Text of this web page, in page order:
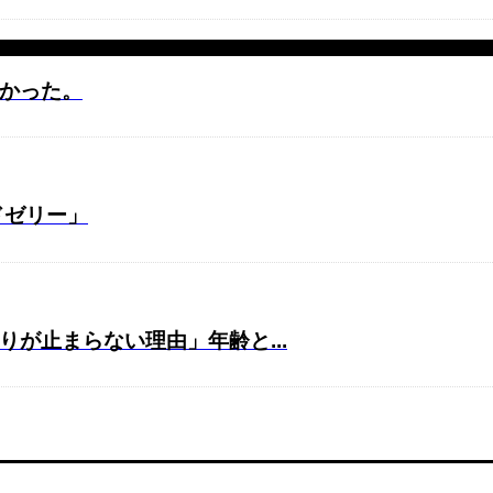
った。
リー」
が止まらない理由」年齢と...